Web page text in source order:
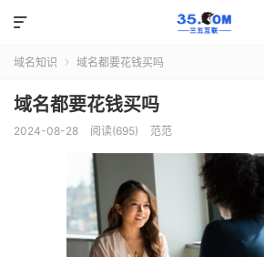

域名知识  域名都要花钱买吗
域名都要花钱买吗
2024-08-28 阅读(695) 范范